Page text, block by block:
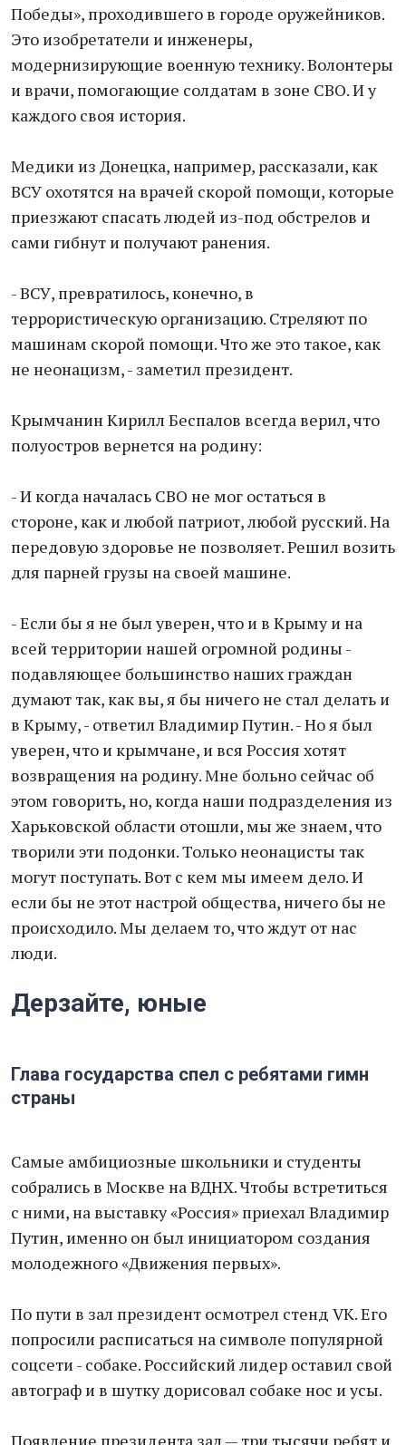
Победы», проходившего в городе оружейников.
Это изобретатели и инженеры,
модернизирующие военную технику. Волонтеры
и врачи, помогающие солдатам в зоне СВО. И у
каждого своя история.
Медики из Донецка, например, рассказали, как
ВСУ охотятся на врачей скорой помощи, которые
приезжают спасать людей из-под обстрелов и
сами гибнут и получают ранения.
- ВСУ, превратилось, конечно, в
террористическую организацию. Стреляют по
машинам скорой помощи. Что же это такое, как
не неонацизм, - заметил президент.
Крымчанин Кирилл Беспалов всегда верил, что
полуостров вернется на родину:
- И когда началась СВО не мог остаться в
стороне, как и любой патриот, любой русский. На
передовую здоровье не позволяет. Решил возить
для парней грузы на своей машине.
- Если бы я не был уверен, что и в Крыму и на
всей территории нашей огромной родины -
подавляющее большинство наших граждан
думают так, как вы, я бы ничего не стал делать и
в Крыму, - ответил Владимир Путин. - Но я был
уверен, что и крымчане, и вся Россия хотят
возвращения на родину. Мне больно сейчас об
этом говорить, но, когда наши подразделения из
Харьковской области отошли, мы же знаем, что
творили эти подонки. Только неонацисты так
могут поступать. Вот с кем мы имеем дело. И
если бы не этот настрой общества, ничего бы не
происходило. Мы делаем то, что ждут от нас
люди.
Дерзайте, юные
Глава государства спел с ребятами гимн
страны
Самые амбициозные школьники и студенты
собрались в Москве на ВДНХ. Чтобы встретиться
с ними, на выставку «Россия» приехал Владимир
Путин, именно он был инициатором создания
молодежного «Движения первых».
По пути в зал президент осмотрел стенд VK. Его
попросили расписаться на символе популярной
соцсети - собаке. Российский лидер оставил свой
автограф и в шутку дорисовал собаке нос и усы.
Появление президента зал — три тысячи ребят и